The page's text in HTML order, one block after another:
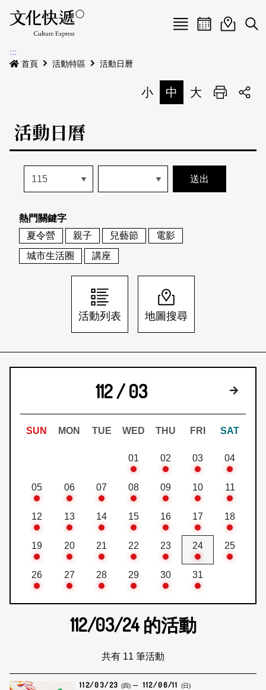
Menu
最新公告
本期專題
歷史專題
活動特區
活動列表
地圖搜尋
關於我們
關於我們
刊物索取地點
會員基本資料
刊登活動
網站導覽 English
日本語 登入/註冊
活動日曆活動地圖
展
:::
首頁
活動特區 活動日曆
小 中 大 列印
活動日曆
熱門關鍵字
夏令營
親子 兒藝節
電影
城市生活圈
講座
活動列表 地圖搜尋
112 / 03 下個月
SUN MON TUE WED THU FRI SAT
01 02 03 04
05 06 07 08 09 10 11
12 13 14 15 16 17 18
19 20 21 22 23 24 25
26 27 28 29 30 31
112/03/24的活動
共有 11 筆活動
112/03/23 (四) 112/06/11 (日)